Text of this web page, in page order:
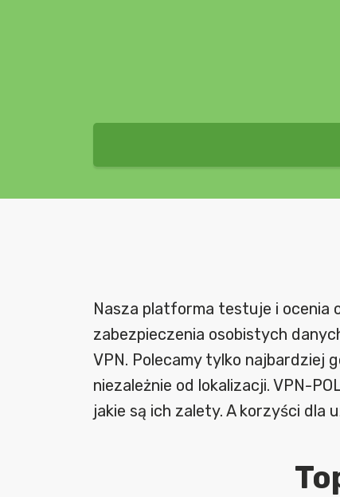
Nasza platforma testuje i ocenia
zabezpieczenia osobistych
VPN. Polecamy tylko najbardziej
niezależnie od lokalizacji. VPN-
jakie są ich zalety. A korzyści dla